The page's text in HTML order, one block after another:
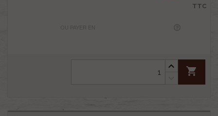
TTC
OU PAYER EN
shopping_cart